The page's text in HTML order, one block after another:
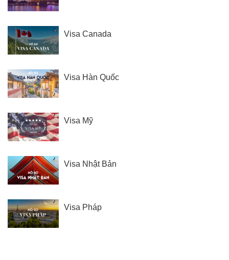
Visa Canada
Visa Hàn Quốc
Visa Mỹ
Visa Nhật Bản
Visa Pháp